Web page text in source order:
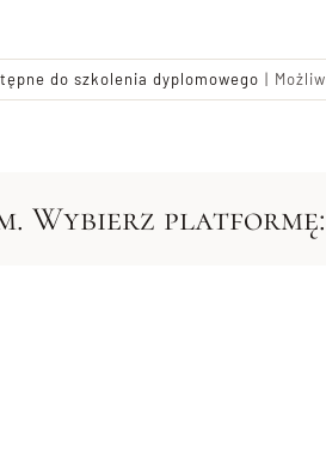
do szkolenia dyplomowego |
Wybierz platformę: